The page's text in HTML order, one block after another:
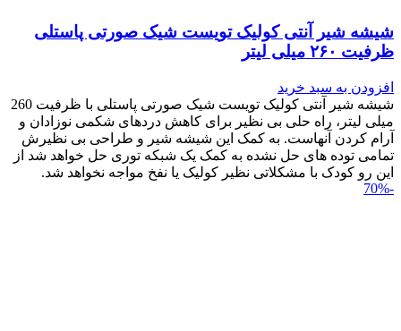
شیشه شیر آنتی کولیک تویست شیک صورتی پاستلی
ظرفیت ۲۶۰ میلی لیتر
افزودن به سبد خرید
شیشه شیر آنتی کولیک تویست شیک صورتی پاستلی با ظرفیت 260
میلی لیتر، راه حلی بی نظیر برای کاهش دردهای شکمی نوزادان و
آرام کردن آنهاست. به کمک این شیشه شیر و طراحی بی نظیرش
تمامی توده های حل نشده به کمک یک شبکه توری حل خواهد شد از
این رو کودک با مشکلاتی نظیر کولیک یا نفخ مواجه نخواهد شد.
-70%